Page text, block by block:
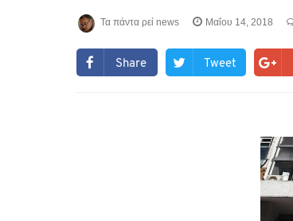
Τα πάντα ρεί news Μαΐου 14, 2018
Share Tweet